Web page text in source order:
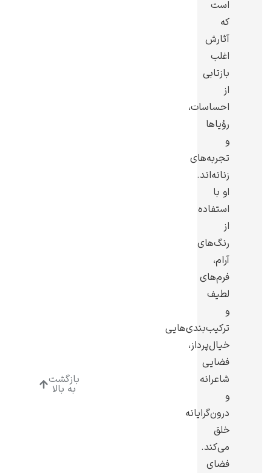
ادوارد هاپر
است
که
آثارش
اغلب
بازتابی
از
احساسات،
رؤیاها
و
تجربه‌های
زنانه‌اند.
او با
استفاده
از
رنگ‌های
آرام،
فرم‌های
لطیف
و
ترکیب‌بندی‌هایی
خیال‌پرداز،
فضایی
شاعرانه
و
درون‌گرایانه
خلق
می‌کند.
فضای
بازگشت
به بالا